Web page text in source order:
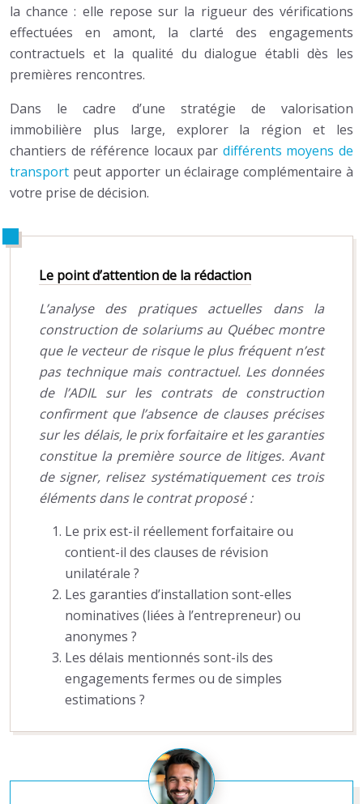
la chance : elle repose sur la rigueur des vérifications
effectuées en amont, la clarté des engagements
contractuels et la qualité du dialogue établi dès les
premières rencontres.
Dans le cadre d’une stratégie de valorisation
immobilière plus large, explorer la région et les
chantiers de référence locaux par différents moyens de
transport peut apporter un éclairage complémentaire à
votre prise de décision.
Le point d’attention de la rédaction
L’analyse des pratiques actuelles dans la
construction de solariums au Québec montre
que le vecteur de risque le plus fréquent n’est
pas technique mais contractuel. Les données
de l’ADIL sur les contrats de construction
confirment que l’absence de clauses précises
sur les délais, le prix forfaitaire et les garanties
constitue la première source de litiges. Avant
de signer, relisez systématiquement ces trois
éléments dans le contrat proposé :
Le prix est-il réellement forfaitaire ou
contient-il des clauses de révision
unilatérale ?
Les garanties d’installation sont-elles
nominatives (liées à l’entrepreneur) ou
anonymes ?
Les délais mentionnés sont-ils des
engagements fermes ou de simples
estimations ?